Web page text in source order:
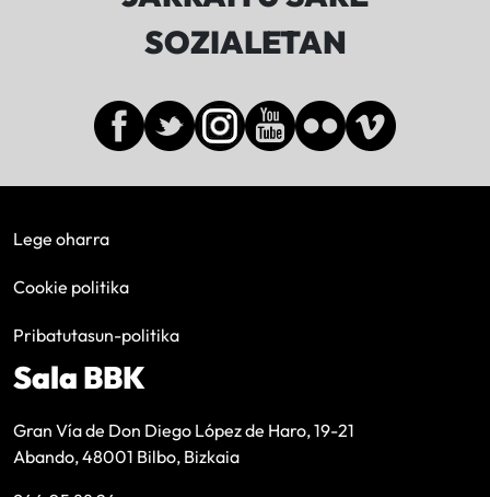
SOZIALETAN
Lege oharra
Cookie politika
Pribatutasun-politika
Sala BBK
Gran Vía de Don Diego López de Haro, 19-21
Abando, 48001 Bilbo, Bizkaia